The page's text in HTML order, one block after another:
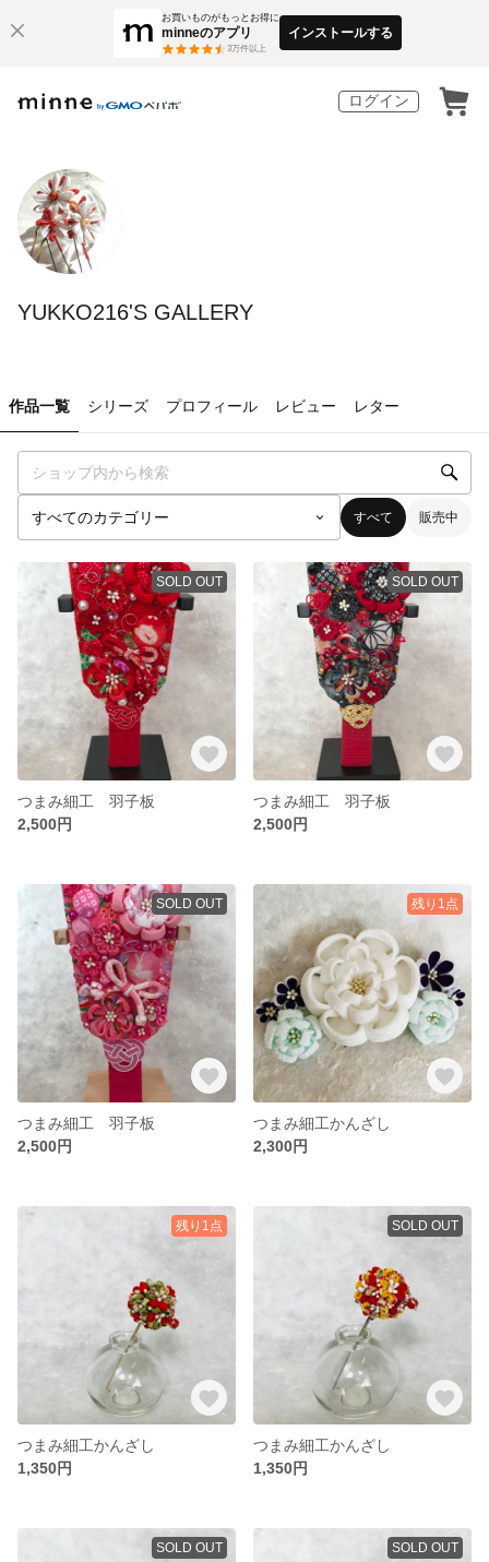
お買いものがもっとお得に
minneのアプリ
3万件以上
インストールする
ログイン
YUKKO216'S GALLERY
作品一覧 シリーズ プロフィール レビュー レター
すべて 販売中
SOLD OUT
つまみ細工 羽子板
2,500円
SOLD OUT
つまみ細工 羽子板
2,500円
SOLD OUT
つまみ細工 羽子板
2,500円
残り1点
つまみ細工かんざし
2,300円
残り1点
つまみ細工かんざし
1,350円
SOLD OUT
つまみ細工かんざし
1,350円
SOLD OUT SOLD OUT